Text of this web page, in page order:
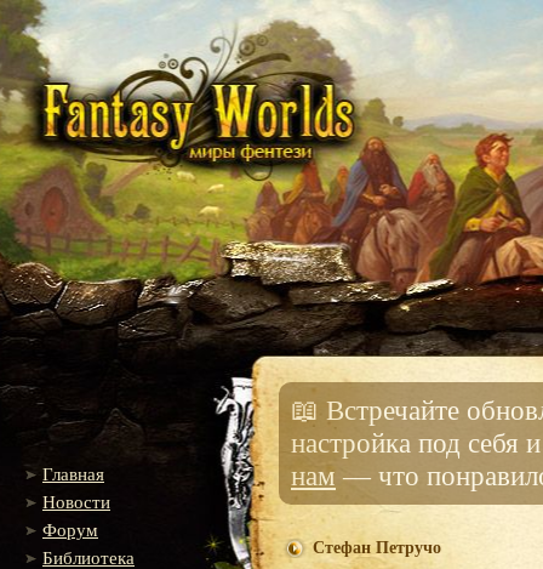
Главная
Новости
Форум
Библиотека
📖 Встречайте
настройка под себя
нам — что
Стефан Петручо